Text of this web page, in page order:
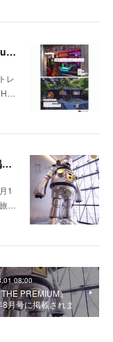
アーティストトーク＆ 朗読会 中﨑透「Sunny Day Light /ハルとテル」開催！
レ
『JCB THE PREMIUM』2023年8月号に掲載されました。
1
旅…
08:00
PREMIUM』
月号に掲載されま